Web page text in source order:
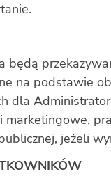
będą
na podstawie
dla
marketingowe,
jeżeli